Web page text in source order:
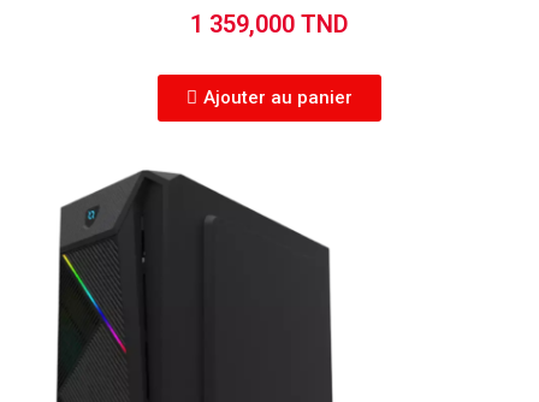
1 359,000 TND
Ajouter au panier